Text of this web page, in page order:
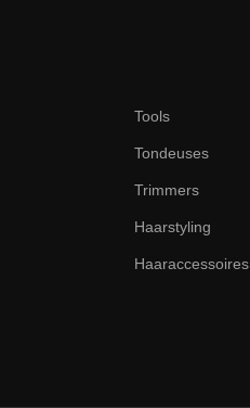
Tools
Tondeuses
Trimmers
Haarstyling
Haaraccessoires